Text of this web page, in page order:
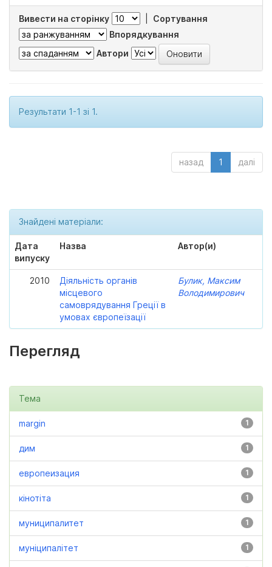
Вивести на сторінку
Сортування
Впорядкування
Автори
Результати 1-1 зі 1.
назад 1 далі
Знайдені матеріали:
Дата
випуску
Назва Автор(и)
2010
Діяльність органів
місцевого
самоврядування Греції в
умовах європеїзації
Булик, Максим
Володимирович
Перегляд
Тема
1
margin
1
дим
1
европеизация
1
кінотіта
1
муниципалитет
1
муніципалітет